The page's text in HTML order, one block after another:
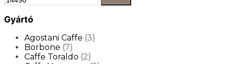
Gyártó
Agostani Caffe (3)
Borbone (7)
Caffe Toraldo (2)